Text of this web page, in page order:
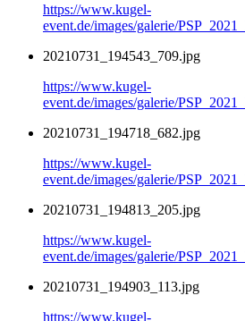
https://www.kugel-
event.de/images/galerie/
20210731_194543_709.jpg
https://www.kugel-
event.de/images/galerie/
20210731_194718_682.jpg
https://www.kugel-
event.de/images/galerie/
20210731_194813_205.jpg
https://www.kugel-
event.de/images/galerie/
20210731_194903_113.jpg
https://www.kugel-